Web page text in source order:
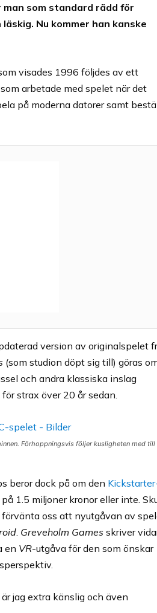
som standard rädd för
Nu kommer han kanske
visades 1996 följdes av ett
arbetade med spelet när det
på moderna datorer samt
version av originalspelet
(som studion döpt sig till) göras
och andra klassiska inslag
strax över 20 år sedan.
Förhoppningsvis följer kusligheten med till
beror dock på om den
1.5 miljoner kronor eller inte.
oss att nyutgåvan av
. Greveholm Games skriver
en VR-utgåva för den som önskar
jag extra känslig och även